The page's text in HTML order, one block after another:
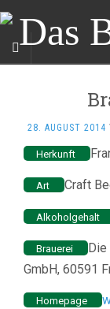
28. AUGUST 2014
Herkunft
Art Craft
Alkoholgehalt
Brauerei
Die
GmbH, 60591
Homepage